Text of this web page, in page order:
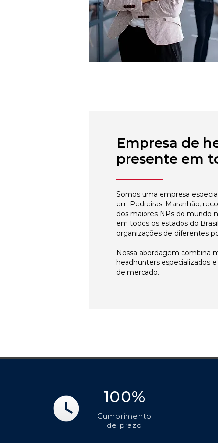
Empresa de
presente em
Somos uma empresa
em Pedreiras, Maranhão,
dos maiores NPs do mundo
em todos os estados do
organizações de diferentes
Nossa abordagem combina
headhunters especializados
de mercado.
100%
Cumprimento
de prazo